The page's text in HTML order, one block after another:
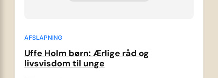
AFSLAPNING
Uffe Holm børn: Ærlige råd og
livsvisdom til unge